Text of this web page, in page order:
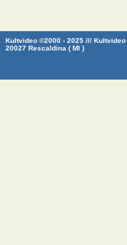
Kultvideo ©2000 - 2025 ///
20027 Rescaldina ( MI )